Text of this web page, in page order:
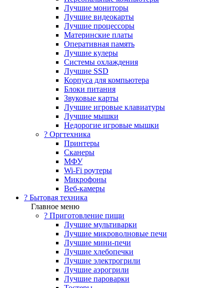
Лучшие мониторы
Лучшие видеокарты
Лучшие процессоры
Материнские платы
Оперативная память
Лучшие кулеры
Системы охлаждения
Лучшие SSD
Корпуса для компьютера
Блоки питания
Звуковые карты
Лучшие игровые клавиатуры
Лучшие мышки
Недорогие игровые мышки
?️ Оргтехника
Принтеры
Сканеры
МФУ
Wi-Fi роутеры
Микрофоны
Веб-камеры
? Бытовая техника
Главное меню
? Приготовление пищи
Лучшие мультиварки
Лучшие микроволновые печи
Лучшие мини-печи
Лучшие хлебопечки
Лучшие электрогрили
Лучшие аэрогрили
Лучшие пароварки